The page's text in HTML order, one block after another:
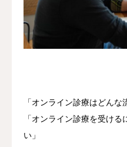
「オンライン診療はどんな
「オンライン診療を受け
い」
WEB予約
简体中文